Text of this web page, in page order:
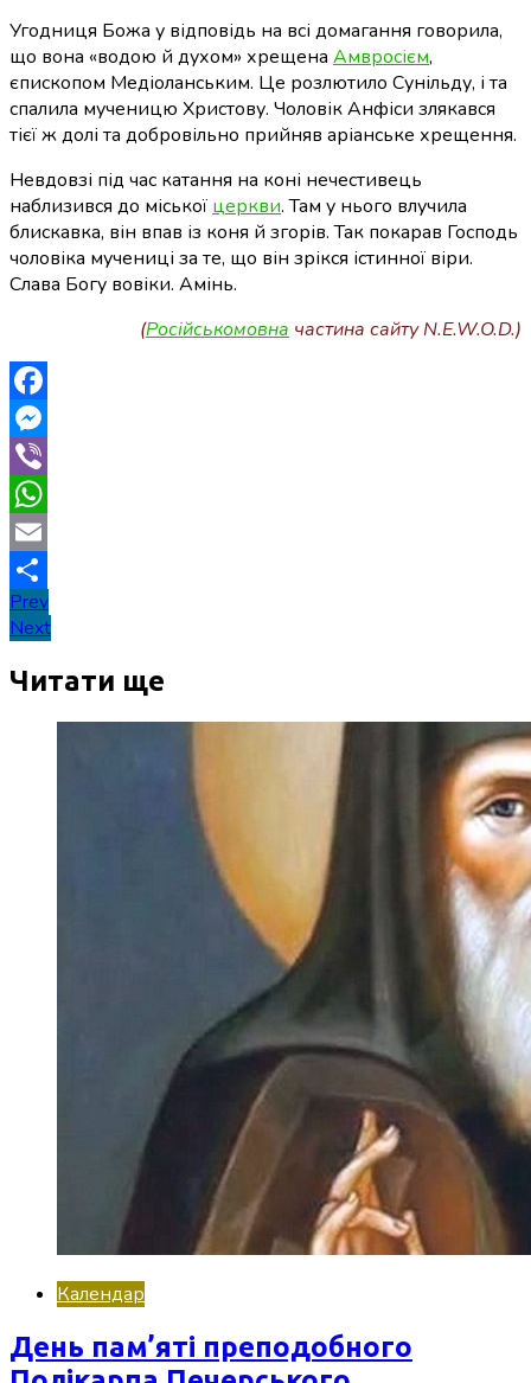
Угодниця Божа у відповідь на всі домагання говорила,
що вона «водою й духом» хрещена Амвросієм,
єпископом Медіоланським. Це розлютило Сунільду, і та
спалила мученицю Христову. Чоловік Анфіси злякався
тієї ж долі та добровільно прийняв аріанське хрещення.
Невдовзі під час катання на коні нечестивець
наблизився до міської церкви. Там у нього влучила
блискавка, він впав із коня й згорів. Так покарав Господь
чоловіка мучениці за те, що він зрікся істинної віри.
Слава Богу вовіки. Амінь.
(Російськомовна частина сайту N.E.W.O.D.)
Facebook
Messenger
Viber
WhatsApp
Email
Поділитися
Навігація
записів
Prev
Next
Читати ще
Календар
День пам’яті преподобного